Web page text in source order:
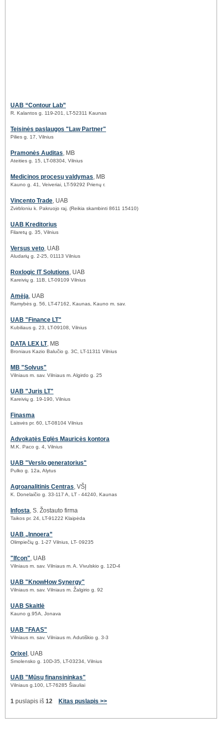
UAB “Contour Lab”
R. Kalantos g. 119-201, LT-52311 Kaunas
Teisinės paslaugos "Law Partner"
Pilies g. 17, Vilnius
Pramonės Auditas, MB
Ateities g. 15, LT-08304, Vilnius
Medicinos procesų valdymas, MB
Kauno g. 41, Veiveriai, LT-59292 Prienų r.
Vincento Trade, UAB
Zvirbloniu k. Pakruojo raj. (Reikia skambinti 8611 15410)
UAB Kreditorius
Filaretų g. 35, Vilnius
Versus veto, UAB
Aludarių g. 2-25, 01113 Vilnius
Roxlogic IT Solutions, UAB
Kareivių g. 11B, LT-09109 Vilnius
Amėja, UAB
Ramybės g. 56, LT-47162, Kaunas, Kauno m. sav.
UAB "Finance LT"
Kubiliaus g. 23, LT-09108, Vilnius
DATA LEX LT, MB
Broniaus Kazio Balučio g. 3C, LT-11311 Vilnius
MB "Solvus"
Vilniaus m. sav. Vilniaus m. Algirdo g. 25
UAB "Juris LT"
Kareivių g. 19-190, Vilnius
Finasma
Laisvės pr. 60, LT-08104 Vilnius
Advokatės Eglės Mauricės kontora
M.K. Paco g. 4, Vilnius
UAB "Verslo generatorius"
Pulko g. 12a, Alytus
Agroanalitinis Centras, VŠĮ
K. Donelaičio g. 33-117 A, LT - 44240, Kaunas
Infosta, S. Žostauto firma
Taikos pr. 24, LT-91222 Klaipėda
UAB „Innoera”
Olimpiečių g. 1-27 Vilnius, LT- 09235
"Ifcon", UAB
Vilniaus m. sav. Vilniaus m. A. Vivulskio g. 12D-4
UAB "KnowHow Synergy"
Vilniaus m. sav. Vilniaus m. Žalgirio g. 92
UAB Skaitlė
Kauno g.95A, Jonava
UAB "FAAS"
Vilniaus m. sav. Vilniaus m. Adutiškio g. 3-3
Orixel , UAB
Smolensko g. 10D-35, LT-03234, Vilnius
UAB "Mūsų finansininkas"
Vilniaus g.100, LT-76285 Šiauliai
1 puslapis iš 12 Kitas puslapis >>